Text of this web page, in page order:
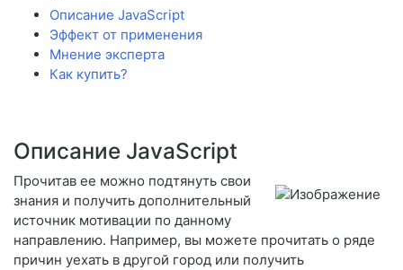
Описание JavaScript
Эффект от применения
Мнение эксперта
Как купить?
Описание JavaScript
Прочитав ее можно подтянуть свои
знания и получить дополнительный
источник мотивации по данному
направлению. Например, вы можете прочитать о ряде
причин уехать в другой город или получить